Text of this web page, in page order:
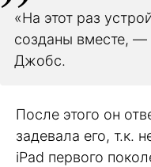
«На этот раз
созданы вместе, —
Джобс.
После этого он
задевала его, т.к.
iPad первого